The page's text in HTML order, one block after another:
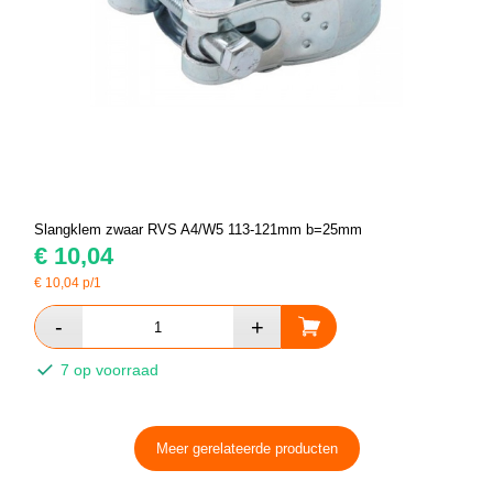
Slangklem zwaar RVS A4/W5 113-121mm b=25mm
€ 10,04
€ 10,04 p/1
7 op voorraad
Meer gerelateerde producten